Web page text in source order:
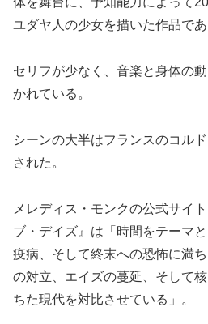
ユダヤ人の少女を描いた作品であ
セリフが少なく、音楽と身体の
かれている。
シーンの大半はフランスのコル
された。
メレディス・モンクの公式サイ
ブ・デイズ』は「時間をテーマ
疫病、そして終末への恐怖に満
の対立、エイズの蔓延、そして
ちた現代を対比させている」。